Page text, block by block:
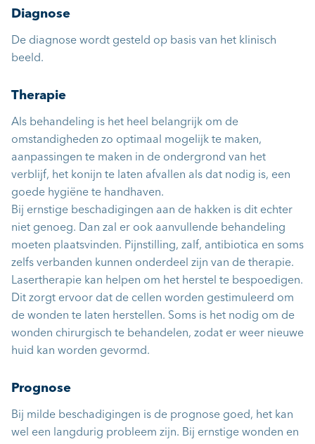
Diagnose
De diagnose wordt gesteld op basis van het klinisch
beeld.
Therapie
Als behandeling is het heel belangrijk om de
omstandigheden zo optimaal mogelijk te maken,
aanpassingen te maken in de ondergrond van het
verblijf, het konijn te laten afvallen als dat nodig is, een
goede hygiëne te handhaven.
Bij ernstige beschadigingen aan de hakken is dit echter
niet genoeg. Dan zal er ook aanvullende behandeling
moeten plaatsvinden. Pijnstilling, zalf, antibiotica en soms
zelfs verbanden kunnen onderdeel zijn van de therapie.
Lasertherapie kan helpen om het herstel te bespoedigen.
Dit zorgt ervoor dat de cellen worden gestimuleerd om
de wonden te laten herstellen. Soms is het nodig om de
wonden chirurgisch te behandelen, zodat er weer nieuwe
huid kan worden gevormd.
Prognose
Bij milde beschadigingen is de prognose goed, het kan
wel een langdurig probleem zijn. Bij ernstige wonden en